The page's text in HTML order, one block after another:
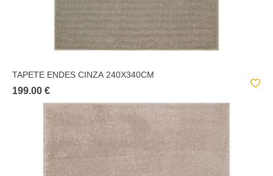
TAPETE ENDES CINZA 240X340CM
199.00 €